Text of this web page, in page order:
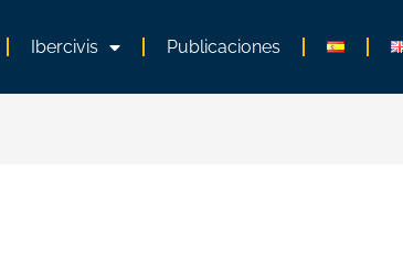
Ibercivis Publicaciones